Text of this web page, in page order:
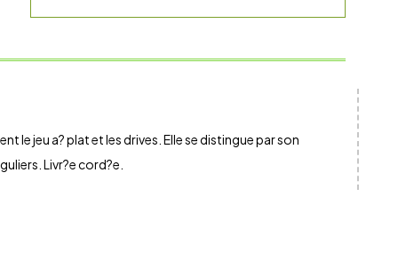
le jeu a? plat et les drives. Elle se distingue par son
Livr?e cord?e.